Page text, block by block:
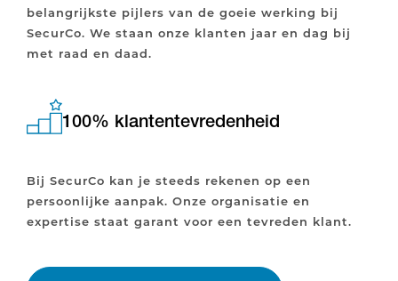
belangrijkste pijlers van de goeie werking bij
SecurCo. We staan onze klanten jaar en dag bij
met raad en daad.
100% klantentevredenheid
Bij SecurCo kan je steeds rekenen op een
persoonlijke aanpak. Onze organisatie en
expertise staat garant voor een tevreden klant.